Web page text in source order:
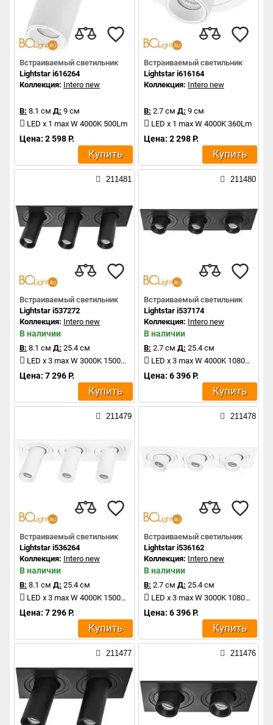
Встраиваемый светильник
Lightstar i616264
Коллекция: Intero new
В: 8.1 см Д: 9 см
LED x 1 max W 4000K 500Lm
Цена: 2 598 Р.
Купить
Встраиваемый светильник
Lightstar i616164
Коллекция: Intero new
В: 2.7 см Д: 9 см
LED x 1 max W 4000K 360Lm
Цена: 2 298 Р.
Купить
211481
Встраиваемый светильник
Lightstar i537272
Коллекция: Intero new
В наличии
В: 8.1 см Д: 25.4 см
LED x 3 max W 3000K 1500Lm
Цена: 7 296 Р.
Купить
211480
Встраиваемый светильник
Lightstar i537174
Коллекция: Intero new
В наличии
В: 2.7 см Д: 25.4 см
LED x 3 max W 4000K 1080Lm
Цена: 6 396 Р.
Купить
211479
Встраиваемый светильник
Lightstar i536264
Коллекция: Intero new
В наличии
В: 8.1 см Д: 25.4 см
LED x 3 max W 4000K 1500Lm
Цена: 7 296 Р.
Купить
211478
Встраиваемый светильник
Lightstar i536162
Коллекция: Intero new
В наличии
В: 2.7 см Д: 25.4 см
LED x 3 max W 3000K 1080Lm
Цена: 6 396 Р.
Купить
211477 211476